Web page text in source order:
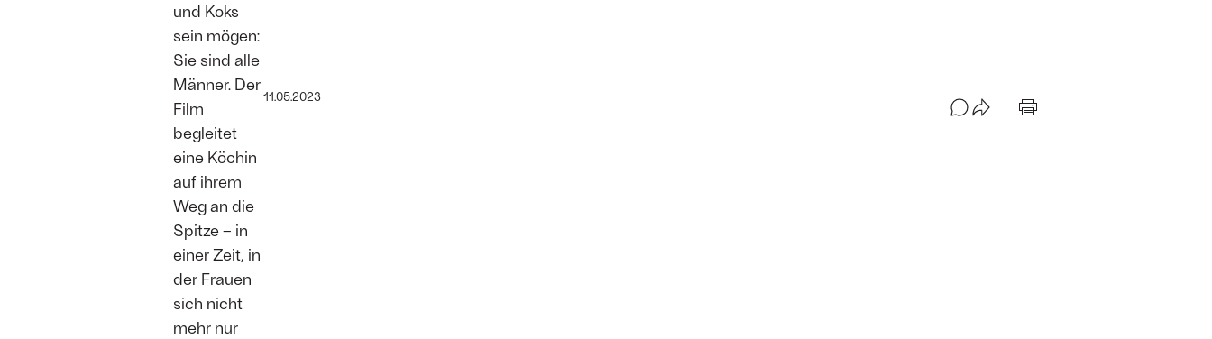
und Koks
sein mögen:
Sie sind alle
Männer. Der
Film
begleitet
eine Köchin
auf ihrem
Weg an die
Spitze – in
einer Zeit, in
der Frauen
sich nicht
mehr nur
11.05.2023